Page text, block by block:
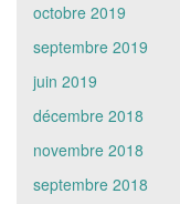
octobre 2019
septembre 2019
juin 2019
décembre 2018
novembre 2018
septembre 2018